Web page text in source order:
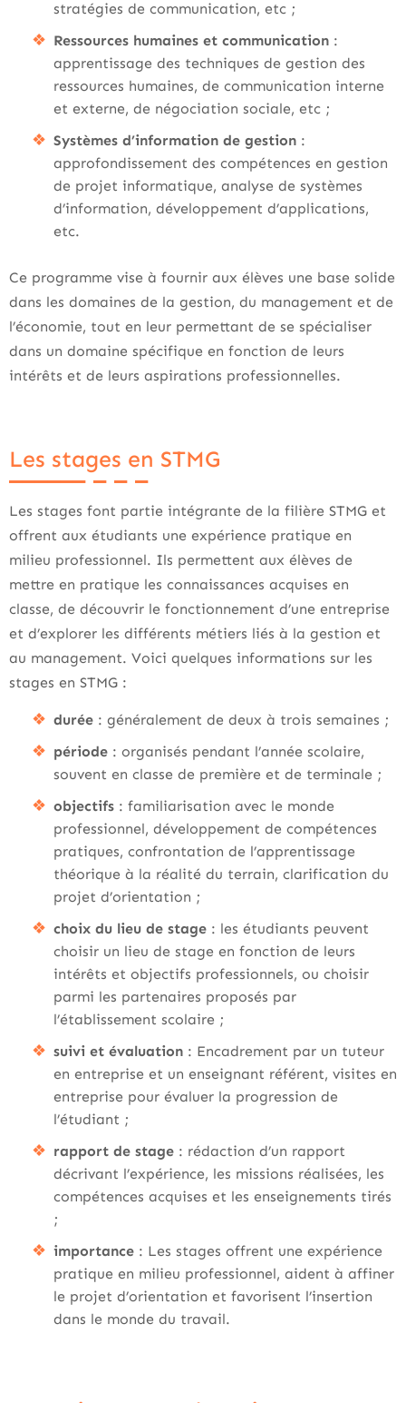
stratégies de communication, etc ;
Ressources humaines et communication :
apprentissage des techniques de gestion des
ressources humaines, de communication interne
et externe, de négociation sociale, etc ;
Systèmes d’information de gestion :
approfondissement des compétences en gestion
de projet informatique, analyse de systèmes
d’information, développement d’applications,
etc.
Ce programme vise à fournir aux élèves une base solide
dans les domaines de la gestion, du management et de
l’économie, tout en leur permettant de se spécialiser
dans un domaine spécifique en fonction de leurs
intérêts et de leurs aspirations professionnelles.
Les stages en STMG
Les stages font partie intégrante de la filière STMG et
offrent aux étudiants une expérience pratique en
milieu professionnel. Ils permettent aux élèves de
mettre en pratique les connaissances acquises en
classe, de découvrir le fonctionnement d’une entreprise
et d’explorer les différents métiers liés à la gestion et
au management. Voici quelques informations sur les
stages en STMG :
durée : généralement de deux à trois semaines ;
période : organisés pendant l’année scolaire,
souvent en classe de première et de terminale ;
objectifs : familiarisation avec le monde
professionnel, développement de compétences
pratiques, confrontation de l’apprentissage
théorique à la réalité du terrain, clarification du
projet d’orientation ;
choix du lieu de stage : les étudiants peuvent
choisir un lieu de stage en fonction de leurs
intérêts et objectifs professionnels, ou choisir
parmi les partenaires proposés par
l’établissement scolaire ;
suivi et évaluation : Encadrement par un tuteur
en entreprise et un enseignant référent, visites en
entreprise pour évaluer la progression de
l’étudiant ;
rapport de stage : rédaction d’un rapport
décrivant l’expérience, les missions réalisées, les
compétences acquises et les enseignements tirés
;
importance : Les stages offrent une expérience
pratique en milieu professionnel, aident à affiner
le projet d’orientation et favorisent l’insertion
dans le monde du travail.